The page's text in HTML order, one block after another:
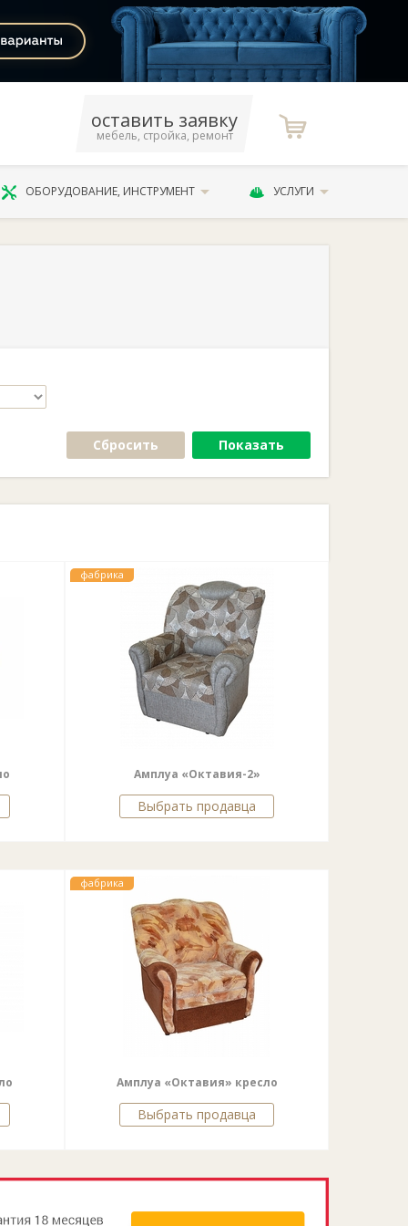
оставить заявку
мебель, стройка, ремонт
ОБОРУДОВАНИЕ, ИНСТРУМЕНТ УСЛУГИ
Сбросить Показать
фабрика
Амплуа «Октавия-2»
Выбрать продавца
фабрика
Амплуа «Октавия» кресло
Выбрать продавца